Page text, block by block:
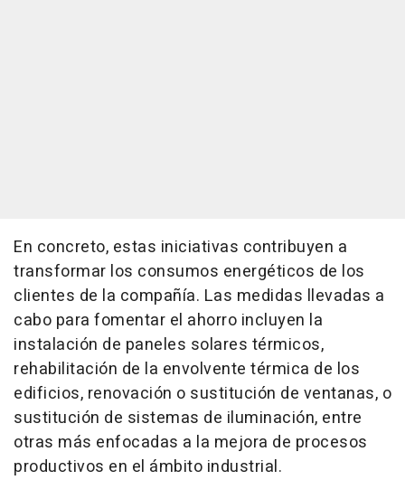
En concreto, estas iniciativas contribuyen a
transformar los consumos energéticos de los
clientes de la compañía. Las medidas llevadas a
cabo para fomentar el ahorro incluyen la
instalación de paneles solares térmicos,
rehabilitación de la envolvente térmica de los
edificios, renovación o sustitución de ventanas, o
sustitución de sistemas de iluminación, entre
otras más enfocadas a la mejora de procesos
productivos en el ámbito industrial.